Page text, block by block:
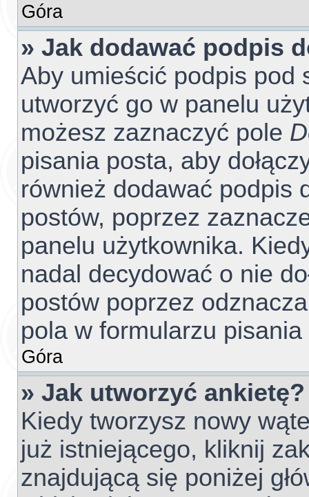
Góra
» Jak dodawać podpis
Aby umieścić podpis pod
utworzyć go w panelu
możesz zaznaczyć pole
pisania posta, aby
również dodawać podpis
postów, poprzez
panelu użytkownika.
nadal decydować o nie
postów poprzez
pola w formularzu
Góra
» Jak utworzyć ankietę?
Kiedy tworzysz nowy
już istniejącego, kliknij
znajdującą się poniżej